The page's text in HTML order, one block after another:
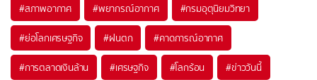
#สภาพอากาศ #พยากรณ์อากาศ #กรมอุตุนิยมวิทยา
#ย่อโลกเศรษฐกิจ #ฝนตก #คาดการณ์อากาศ
#การตลาดเงินล้าน #เศรษฐกิจ #โลกร้อน #ข่าววันนี้